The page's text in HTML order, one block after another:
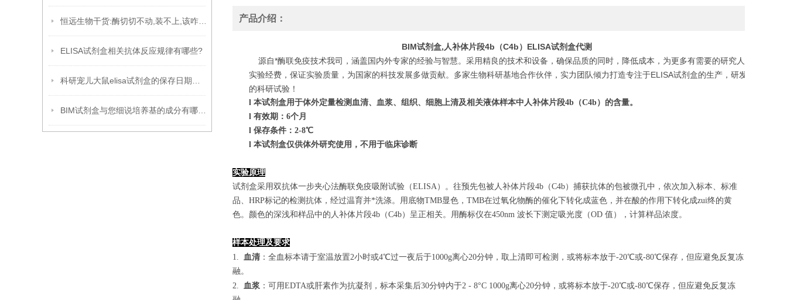
ELISA试剂盒相关抗体反应规律有哪些?
产品介绍：
BIM试剂盒,人补体片段4b（C4b）ELISA试剂盒代测
源自*酶联免疫技术我司，涵盖国内外专家的经验与智慧。采用精良的技术和设备，确保品质的同时，降低成本，为更多有需要的研究人员，节省
实验经费，保证实验质量，为国家的科技发展多做贡献。多家生物科研基地合作伙伴，实力团队倾力打造专注于ELISA试剂盒的生产，研发，助力您
的科研试验！
l 本试剂盒用于体外定量检测血清、血浆、组织、细胞上清及相关液体样本中 人补体片段4b （C4b）的含量。
l 有效期：6个月
l 保存条件： 2-8℃
l 本试剂盒仅供体外研究使用，不用于临床诊断
实验原理
试剂盒采用双抗体一步夹心法酶联免疫吸附试验（ELISA）。往预先包被人补体片段4b（C4b）捕获抗体的包被微孔中，依次加入标本、标准
品、HRP标记的检测抗体，经过温育并*洗涤。用底物TMB显色，TMB在过氧化物酶的催化下转化成蓝色，并在酸的作用下转化成zui终的黄
色。颜色的深浅和样品中的人补体片段4b（C4b）呈正相关。用酶标仪在450nm 波长下测定吸光度（OD 值），计算样品浓度。
样本处理及要求
1. 血清 ：全血标本请于室温放置2小时或4℃过一夜后于1000g离心20分钟，取上清即可检测，或将标本放于-20℃或-80℃保存，但应避免反复冻
融。
2. 血浆 ：可用EDTA或肝素作为抗凝剂，标本采集后30分钟内于2 - 8°C 1000g离心20分钟，或将标本放于-20℃或-80℃保存，但应避免反复冻